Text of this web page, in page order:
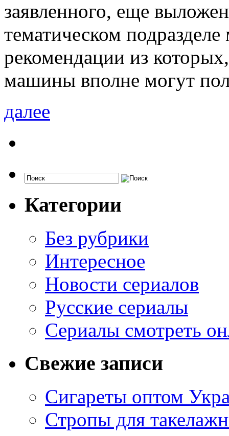
заявленного, еще
тематическом
рекомендации из
машины вполне могут
далее
Категории
Без рубрики
Интересное
Новости сериалов
Русские сериалы
Сериалы смотреть
Свежие записи
Сигареты оптом
Стропы для